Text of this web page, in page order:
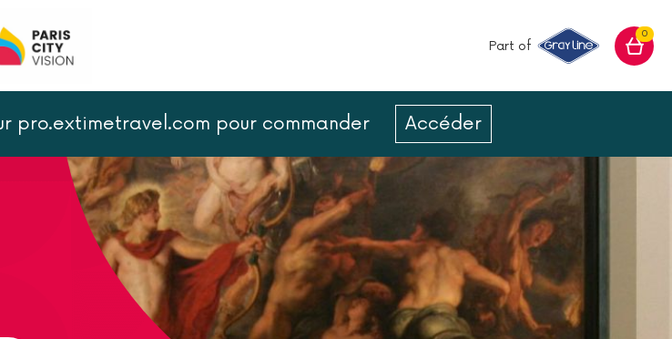
Part of
0
pro.extimetravel.com pour commander Accéder